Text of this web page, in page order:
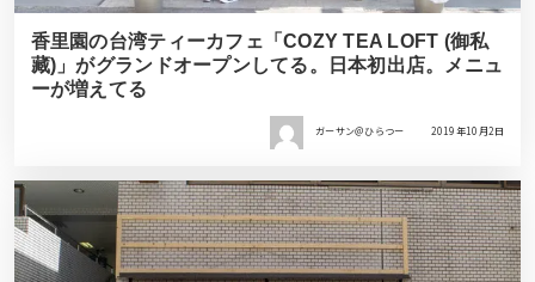
香里園の台湾ティーカフェ「COZY TEA LOFT (御私
藏)」がグランドオープンしてる。日本初出店。メニュ
ーが増えてる
ガーサン＠ひらつー 2019年10月2日